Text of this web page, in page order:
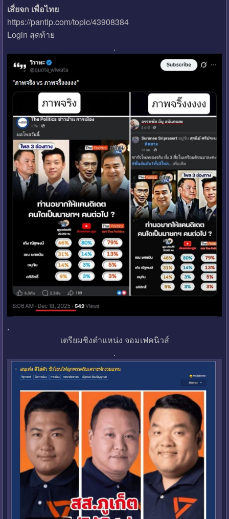
เสี่ยจก เพื่อไทย
https://pantip.com/topic/43908384
Login สุดท้าย
.
.
เตรียมชิงตำแหน่ง จอมเฟคนิวส์
.